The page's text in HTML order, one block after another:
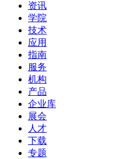
资讯
学院
技术
应用
指南
服务
机构
产品
企业库
展会
人才
下载
专题